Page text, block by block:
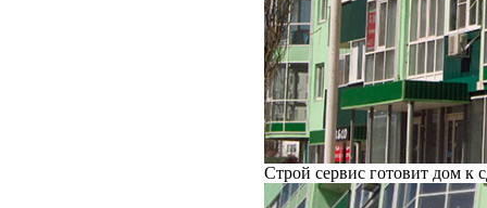
Строй сервис готовит дом к